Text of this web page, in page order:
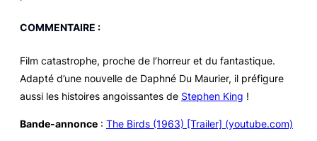
COMMENTAIRE :
Film catastrophe, proche de l’horreur et du fantastique.
Adapté d’une nouvelle de Daphné Du Maurier, il préfigure
aussi les histoires angoissantes de Stephen King !
Bande-annonce : The Birds (1963) [Trailer] (youtube.com)